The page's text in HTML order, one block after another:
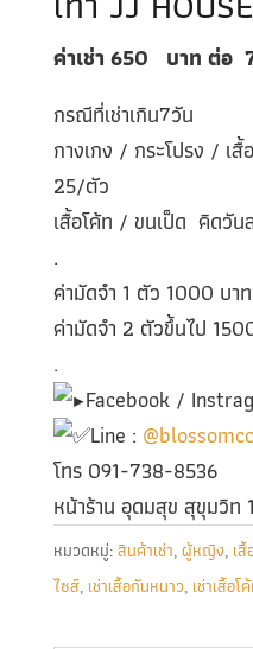
ค่าเช่า 650 บาท ต่อ
กรณีที่เช่าเกิน7วัน
กางเกง / กระโปรง / เ
25/ตัว
เสื้อโค้ท / ขนเป็ด คิดวั
.
ค่ามัดจำ 1 ตัว 1000 บาท
ค่ามัดจำ 2 ตัวขึ้นไป
.
Facebook /
Line :
โทร 091-738-8536
หน้าร้าน อุดมสุข สุขุมวิท
หมวดหมู่:สินค้าเช่า,ผู้หญิง, เ
ไซส์, เช่าเสื้อกันหนาว, เช่าเสื้อโ